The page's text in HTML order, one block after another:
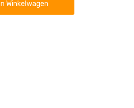
In Winkelwagen